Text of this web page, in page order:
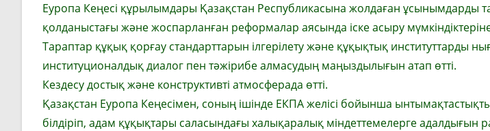
Еуропа Кеңесі құрылымдары Қазақстан Республикасына жолдаған ұсынымдарды
қолданыстағы және жоспарланған реформалар аясында іске асыру
Тараптар құқық қорғау стандарттарын ілгерілету және құқықтық институттарды
институционалдық диалог пен тәжірибе алмасудың маңыздылығын атап өтті.
Кездесу достық және конструктивті атмосферада өтті.
Қазақстан Еуропа Кеңесімен, соның ішінде ЕКПА желісі бойынша ынтымақтастықты
білдіріп, адам құқықтары саласындағы халықаралық міндеттемелерге адалдығын